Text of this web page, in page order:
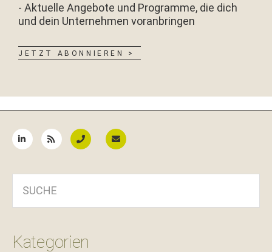
- Aktuelle Angebote und Programme, die dich
und dein Unternehmen voranbringen
JETZT ABONNIEREN >
Kategorien